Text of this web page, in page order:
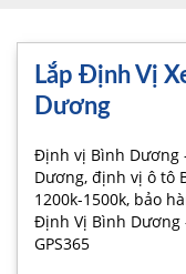
Lắp Định Vị
Dương
Định vị Bình Dương
Dương, định vị ô tô
1200k-1500k, bảo
Định Vị Bình Dương
GPS365